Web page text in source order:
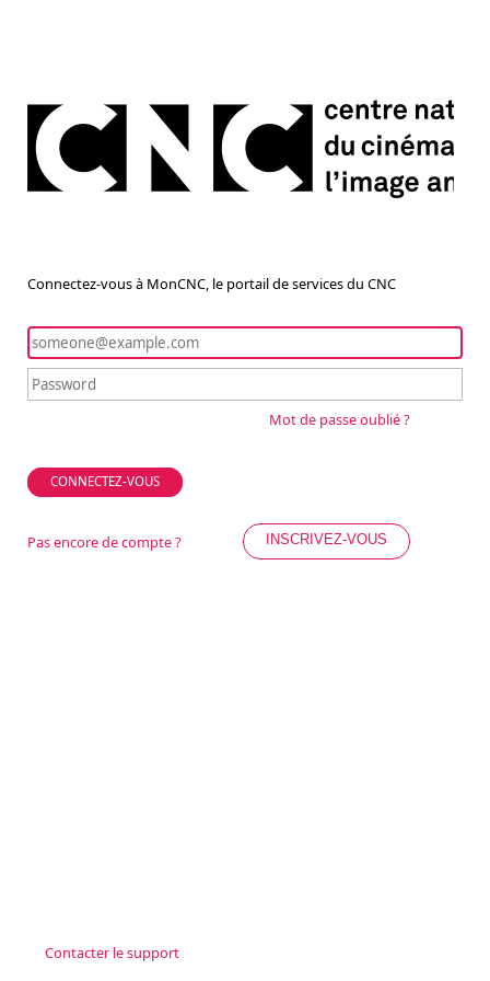
Connectez-vous à MonCNC, le portail de services du CNC
Mot de passe oublié ?
CONNECTEZ-VOUS
Pas encore de compte ? INSCRIVEZ-VOUS
Contacter le support